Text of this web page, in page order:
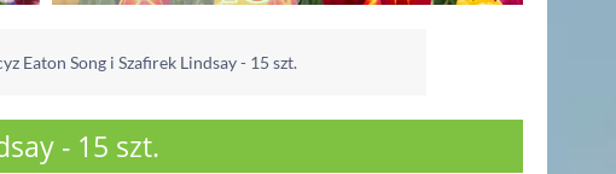
Eaton Song i Szafirek Lindsay - 15 szt.
- 15 szt.